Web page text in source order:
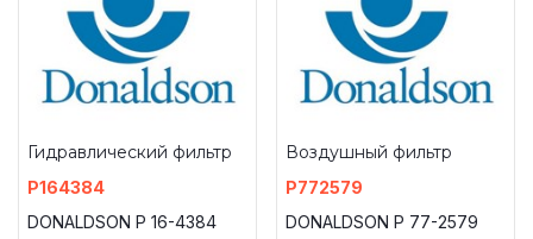
Гидравлический фильтр
P164384
DONALDSON P 16-4384
Воздушный фильтр
P772579
DONALDSON P 77-2579